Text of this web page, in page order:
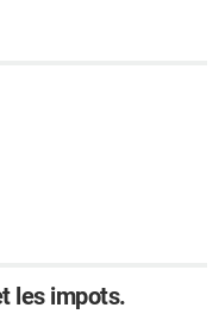
les impots.